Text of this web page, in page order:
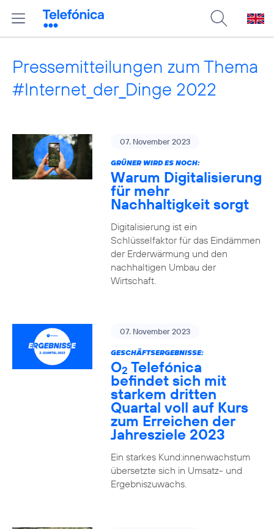
Pressemitteilungen zum Thema
#Internet_der_Dinge 2022
07. November 2023
GRÜNER WIRD ES NOCH:
Warum Digitalisierung
für mehr
Nachhaltigkeit sorgt
Digitalisierung ist ein
Schlüsselfaktor für das Eindämmen
der Erderwärmung und den
nachhaltigen Umbau der
Wirtschaft.
07. November 2023
GESCHÄFTSERGEBNISSE:
O2 Telefónica
befindet sich mit
starkem dritten
Quartal voll auf Kurs
zum Erreichen der
Jahresziele 2023
Ein starkes Kund:innenwachstum
übersetzte sich in Umsatz- und
Ergebniszuwachs.